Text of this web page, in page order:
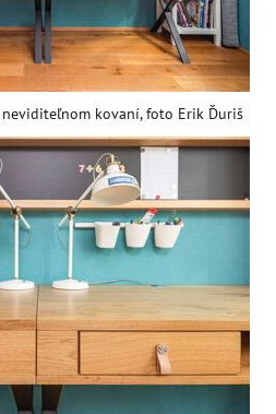
kovaní, foto Erik Ďuriš